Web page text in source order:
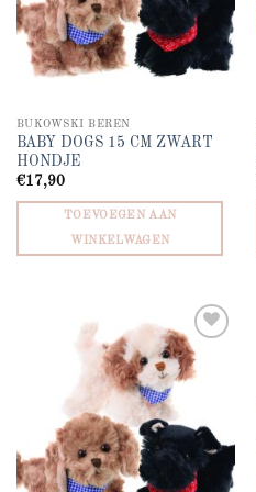
BUKOWSKI BEREN
BABY DOGS 15 CM ZWART
HONDJE
€17,90
TOEVOEGEN AAN
WINKELWAGEN
Add to
wishlist